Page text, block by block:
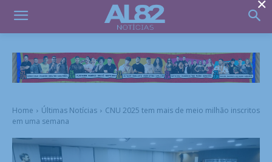
Home Últimas Notícias
CNU 2025 tem mais de meio milhão inscritos
em uma semana